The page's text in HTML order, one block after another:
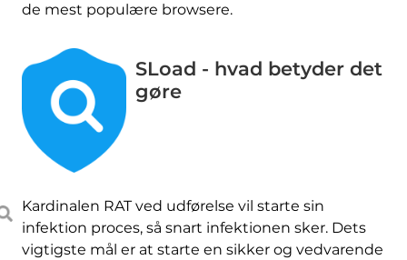
de mest populære browsere.
SLoad - hvad betyder det
gøre
Kardinalen RAT ved udførelse vil starte sin
infektion proces, så snart infektionen sker. Dets
vigtigste mål er at starte en sikker og vedvarende